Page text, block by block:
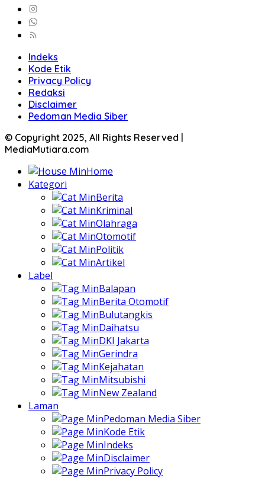
Indeks
Kode Etik
Privacy Policy
Redaksi
Disclaimer
Pedoman Media Siber
© Copyright 2025, All Rights Reserved |
MediaMutiara.com
Home
Kategori
Berita
Kriminal
Olahraga
Otomotif
Politik
Artikel
Label
Balapan
Berita Otomotif
Bulutangkis
Daihatsu
DKI Jakarta
Gerindra
Kejahatan
Mitsubishi
New Zealand
Laman
Pedoman Media Siber
Kode Etik
Indeks
Disclaimer
Privacy Policy